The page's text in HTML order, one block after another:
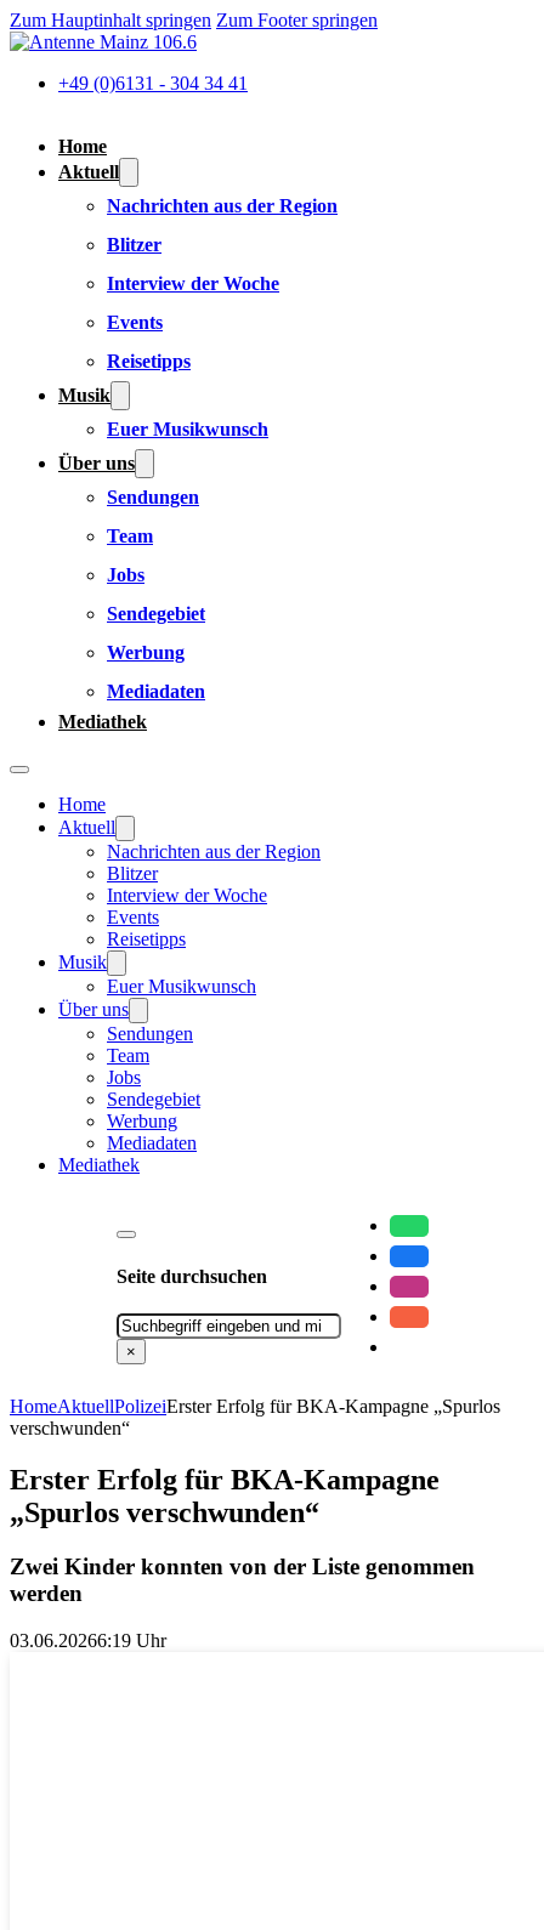
Zum Hauptinhalt springen Zum Footer springen
+49 (0)6131 - 304 34 41
Home
Aktuell
Nachrichten aus der Region
Blitzer
Interview der Woche
Events
Reisetipps
Musik
Euer Musikwunsch
Über uns
Sendungen
Team
Jobs
Sendegebiet
Werbung
Mediadaten
Mediathek
Home
Aktuell
Nachrichten aus der Region
Blitzer
Interview der Woche
Events
Reisetipps
Musik
Euer Musikwunsch
Über uns
Sendungen
Team
Jobs
Sendegebiet
Werbung
Mediadaten
Mediathek
Seite durchsuchen
Suchen
×
HomeAktuellPolizeiErster Erfolg für BKA-Kampagne „Spurlos
verschwunden“
Erster Erfolg für BKA-Kampagne
„Spurlos verschwunden“
Zwei Kinder konnten von der Liste genommen
werden
03.06.20266:19 Uhr